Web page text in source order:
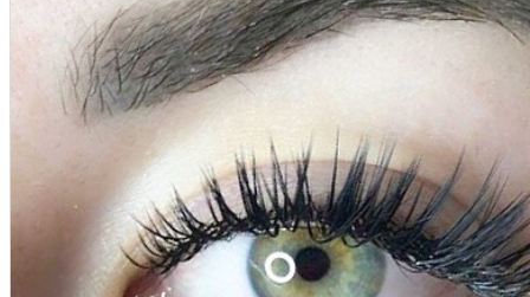
Раскрась Свой Год: Какой Цвет
Принесет Тебе Успех В 2026 Году По
Знаку Зодиака